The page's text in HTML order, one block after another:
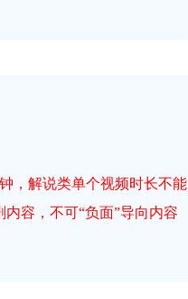
，解说类单个视频时长不能
容，不可“负面”导向内容